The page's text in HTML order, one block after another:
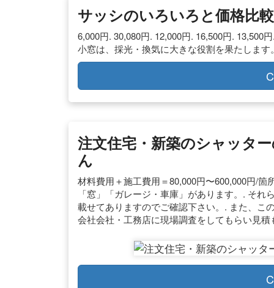
サッシのいろいろと価格比較
6,000円. 30,080円. 12,000円. 16,500円. 13,500
小窓は、採光・換気に大きな役割を果たしま
注文住宅・新築のシャッタ
ん
材料費用＋施工費用＝80,000円〜600,000円/
「窓」「ガレージ・車庫」があります。. そ
載せてありますのでご確認下さい。. また、こ
会社会社・工務店に現場調査をしてもらい見